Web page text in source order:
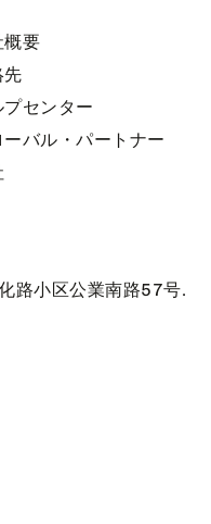
概要
先
センター
ーバル・パートナー
路小区公業南路57号.